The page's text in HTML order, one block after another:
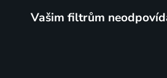
Vašim filtrům